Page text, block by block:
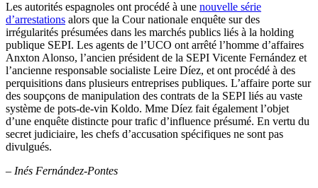
Les autorités espagnoles ont procédé à une nouvelle série
d’arrestations alors que la Cour nationale enquête sur des
irrégularités présumées dans les marchés publics liés à la holding
publique SEPI. Les agents de l’UCO ont arrêté l’homme d’affaires
Anxton Alonso, l’ancien président de la SEPI Vicente Fernández et
l’ancienne responsable socialiste Leire Díez, et ont procédé à des
perquisitions dans plusieurs entreprises publiques. L’affaire porte sur
des soupçons de manipulation des contrats de la SEPI liés au vaste
système de pots-de-vin Koldo. Mme Díez fait également l’objet
d’une enquête distincte pour trafic d’influence présumé. En vertu du
secret judiciaire, les chefs d’accusation spécifiques ne sont pas
divulgués.
– Inés Fernández-Pontes